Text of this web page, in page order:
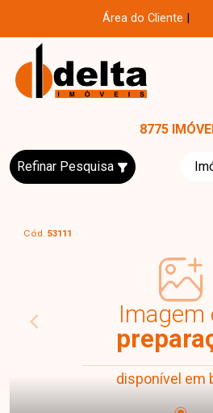
Área do Cliente
8775
Refinar Pesquisa
Cód. 53111
Imagem
disponível em